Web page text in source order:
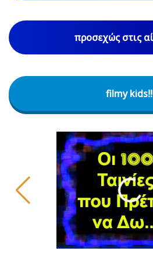
προσεχώς στις
filmy